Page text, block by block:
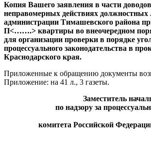
Копия Вашего заявления в части доводов
неправомерных действиях должностных
администрации Тимашевского района
П<…….> квартиры во внеочередном
для организации проверки в порядке
процессуального законодательства в
Краснодарского края.
Приложенные к обращению документы
Приложение: на 41 л., 3 газеты.
Заместитель
по надзору за
комитета Российской